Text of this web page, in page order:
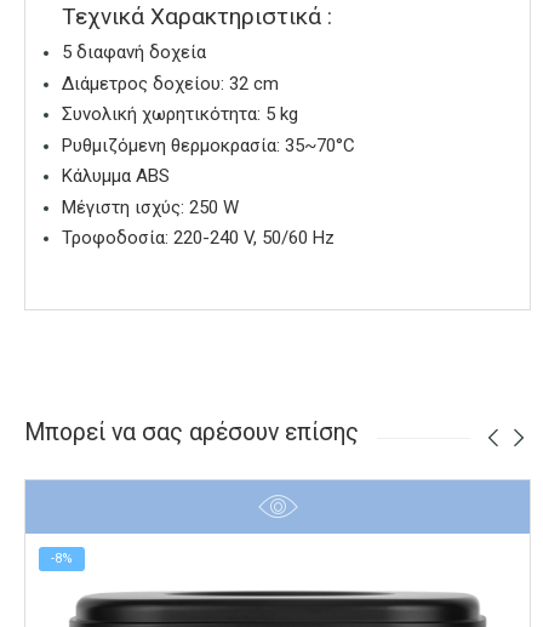
Τεχνικά Χαρακτηριστικά :
5 διαφανή δοχεία
Διάμετρος δοχείου: 32 cm
Συνολική χωρητικότητα: 5 kg
Ρυθμιζόμενη θερμοκρασία: 35~70°C
Κάλυμμα ABS
Μέγιστη ισχύς: 250 W
Τροφοδοσία: 220-240 V, 50/60 Hz
Μπορεί να σας αρέσουν επίσης
-8%